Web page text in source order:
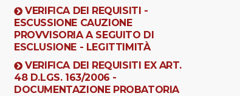
VERIFICA DEI REQUISITI -
ESCUSSIONE CAUZIONE
PROVVISORIA A SEGUITO DI
ESCLUSIONE - LEGITTIMITÀ
VERIFICA DEI REQUISITI EX ART.
48 D.LGS. 163/2006 -
DOCUMENTAZIONE PROBATORIA